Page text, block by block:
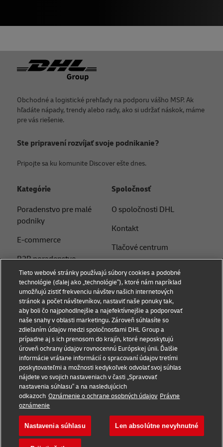
21 -WW
22 -Dunkin' Donuts
, september 2018
24 -Fabrik Brands
Obchodné a logistické prehľady na podporu vášho MSP. Ak
hľadáte nápady, trendy alebo rady, ako si udržať náskok, máme
pre vás riešenie.
Ste pripravení rozvíjať svoje podnikanie?
Pripojte sa ku komunite Discover ešte dnes.
Kategórie
Poradenstvo pre malé
podniky
E-commerce
B2B poradenstvo
Logistické poradenstvo
Novinky a postrehy
Preprava s DHL
Service Point
Poslať zásielku
Spoločnosť
O spoločnosti DHL
Kontakt
Tlačové centrum
Právne upozornenie
Podmienky používania
Súkromie
Dokumenty
Nastavenia súborov
cookie
Sledujte nás
Tieto webové stránky používajú súbory cookies a podobné
technológie (ďalej ako „technológie“), ktoré nám napríklad
umožňujú zistiť frekvenciu návštev našich internetových
stránok a počet návštevníkov, nastaviť naše ponuky tak,
aby boli čo najpohodlnejšie a najefektívnejšie a podporovať
naše snahy v oblasti marketingu. Zároveň súhlasíte so
zdieľaním údajov medzi spoločnosťami DHL Group a
prípadne aj s ich prenosom do krajín, ktoré neposkytujú
úroveň ochrany údajov rovnocennú Európskej únii. Ďalšie
informácie vrátane informácií o spracovaní údajov tretími
poskytovateľmi a možnosti kedykoľvek odvolať svoj súhlas
nájdete vo svojich nastaveniach v časti „Spravovať
nastavenia súhlasu“ a na nasledujúcich
odkazoch Oznámenie o ochrane osobných údajov Právne
oznámenie
Nastavenia súhlasu Len absolútne nevyhnutné